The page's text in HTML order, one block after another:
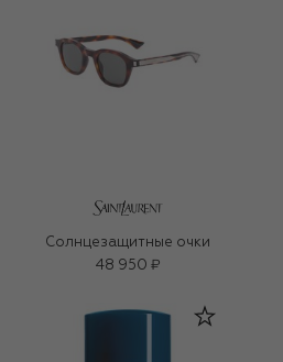
Солнцезащитные очки
48 950 ₽